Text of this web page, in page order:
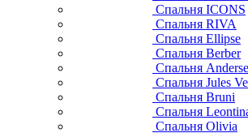
Спальня ICONS
Спальня RIVA
Спальня Ellipse
Спальня Berber
Спальня
Спальня Jules
Спальня Bruni
Спальня
Спальня Olivia